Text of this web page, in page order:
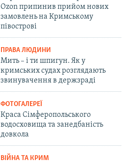
Ozon припинив прийом нових
замовлень на Кримському
півострові
ПРАВА ЛЮДИНИ
Мить – і ти шпигун. Як у
кримських судах розглядають
звинувачення в держзраді
ФОТОГАЛЕРЕЇ
Краса Сімферопольського
водосховища та занедбаність
довкола
ВІЙНА ТА КРИМ